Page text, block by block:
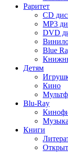
Раритет
CD
MP3
DVD
Blue
Детям
Кино
Blu-Ray
Книги